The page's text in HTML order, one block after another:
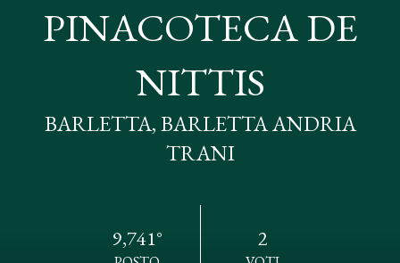
PINACOTECA DE
NITTIS
BARLETTA, BARLETTA ANDRIA
TRANI
9,741° 2
NITTIS
BARLETTA, BARLETTA ANDRIA
TRANI